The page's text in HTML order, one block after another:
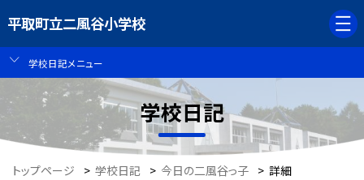
平取町立二風谷小学校
学校日記メニュー
学校日記
トップページ > 学校日記 > 今日の二風谷っ子 > 詳細